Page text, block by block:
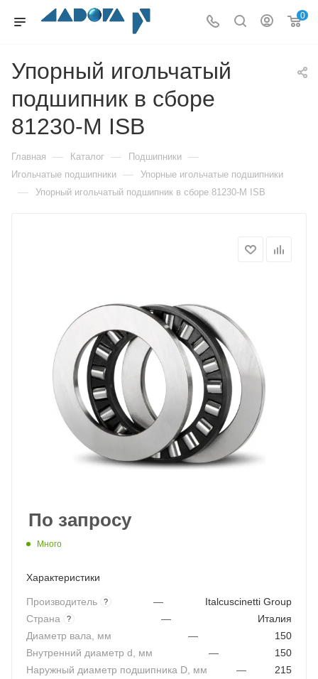
0
Упорный игольчатый
подшипник в сборе
81230-M ISB
Главная — Каталог — Подшипники —
Игольчатые подшипники — Упорные игольчатые подшипники
— Упорный игольчатый подшипник в сборе 81230-M ISB
По запросу
Много
Характеристики
Производитель ? —
Italcuscinetti Group
Страна
? —
Италия
Диаметр вала, мм
—
150
Внутренний диаметр d, мм
—
150
Наружный диаметр подшипника D, мм
—
215